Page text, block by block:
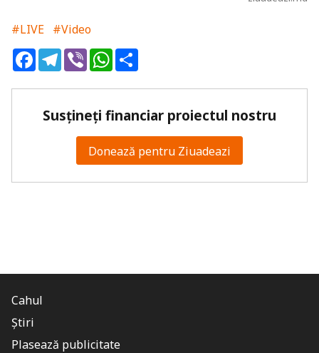
#LIVE #Video
FacebookTelegram
ViberWhatsApp
Susțineți financiar proiectul nostru
Donează pentru Ziuadeazi
Cahul
Știri
Plasează publicitate